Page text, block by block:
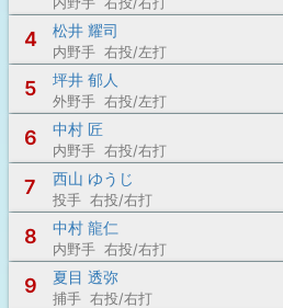
4 松井 耀司
内野手 右投/左打
5 坪井 郁人
外野手 右投/左打
6 中村 匠
内野手 右投/右打
7 西山 ゆうじ
投手 右投/右打
8 中村 龍仁
内野手 右投/右打
9 夏目 透弥
捕手 右投/右打